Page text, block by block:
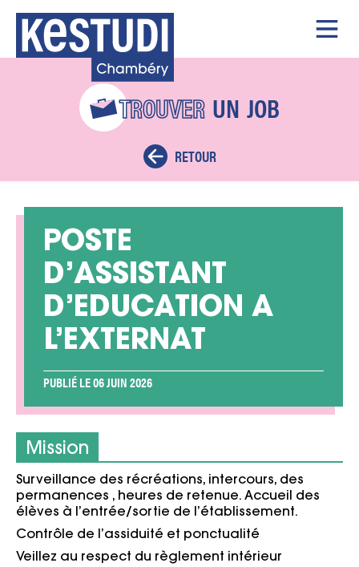
TROUVER UN JOB
RETOUR
POSTE
D’ASSISTANT
D’EDUCATION A
L’EXTERNAT
PUBLIÉ LE 06 JUIN 2026
Mission
Surveillance des récréations, intercours, des
permanences , heures de retenue. Accueil des
élèves à l’entrée/sortie de l’établissement.
Contrôle de l’assiduité et ponctualité
Veillez au respect du règlement intérieur